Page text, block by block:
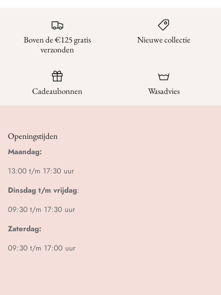
Boven de €125 gratis
verzonden
Nieuwe collectie
Cadeaubonnen Wasadvies
Openingstijden
Maandag:
13:00 t/m 17:30 uur
Dinsdag t/m vrijdag:
09:30 t/m 17:30 uur
Zaterdag:
09:30 t/m 17:00 uur